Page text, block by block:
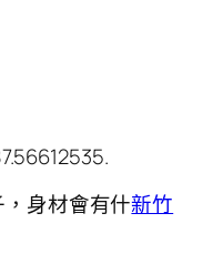
身材會有什新竹